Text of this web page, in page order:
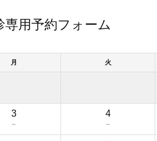
専用予約フォーム
月 火
3
－
4
－